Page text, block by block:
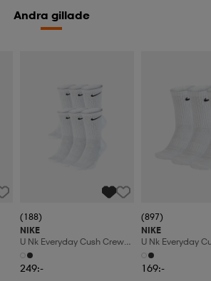
Andra gillade
(188)
NIKE
U Nk Everyday Cush Crew
6pr-Bd
249:-
(897)
NIKE
U Nk Everyday
3pr
169:-